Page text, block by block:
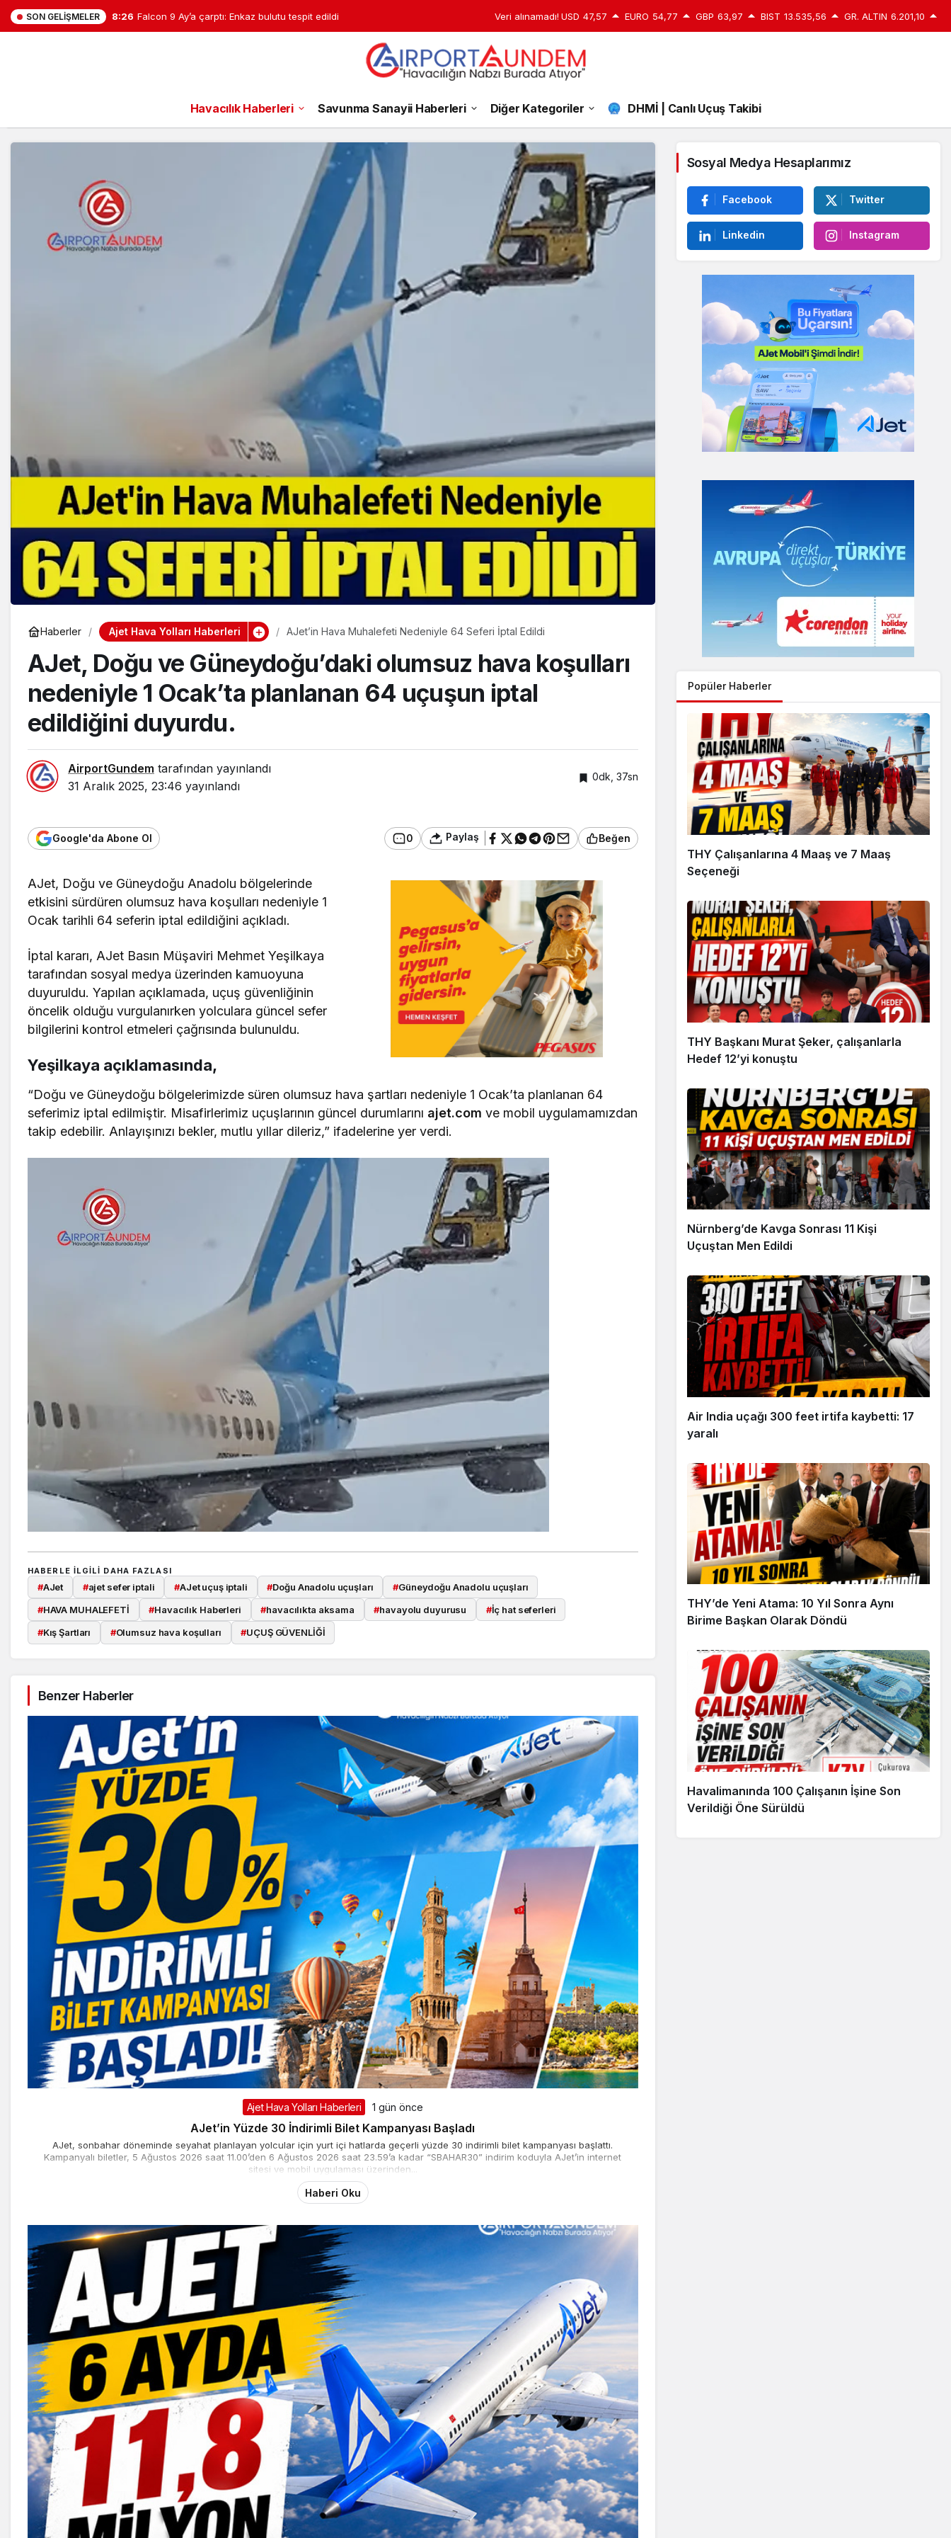
SON GELIŞMELER 16:42 İstanbul Sabiha Gökçen Havalimanı’nda Hayat Kurtaran Dokunuş Veri alınamadı! USD 47,57 EURO 54,77 GBP 63,97 BIST 13.535,56 GR. ALTIN 6.201,10
Havacılık Haberleri Savunma Sanayii Haberleri Diğer Kategoriler DHMİ | Canlı Uçuş Takibi
Haberler Ajet Hava Yolları Haberleri AJet’in Hava Muhalefeti Nedeniyle 64 Seferi İptal Edildi
AJet, Doğu ve Güneydoğu’daki olumsuz hava koşulları
nedeniyle 1 Ocak’ta planlanan 64 uçuşun iptal
edildiğini duyurdu.
AirportGundem tarafından yayınlandı
31 Aralık 2025, 23:46 yayınlandı
0dk, 37sn
Google'da Abone Ol 0 Paylaş Beğen
AJet, Doğu ve Güneydoğu Anadolu bölgelerinde
etkisini sürdüren olumsuz hava koşulları nedeniyle 1
Ocak tarihli 64 seferin iptal edildiğini açıkladı.
İptal kararı, AJet Basın Müşaviri Mehmet Yeşilkaya
tarafından sosyal medya üzerinden kamuoyuna
duyuruldu. Yapılan açıklamada, uçuş güvenliğinin
öncelik olduğu vurgulanırken yolculara güncel sefer
bilgilerini kontrol etmeleri çağrısında bulunuldu.
Yeşilkaya açıklamasında,
“Doğu ve Güneydoğu bölgelerimizde süren olumsuz hava şartları nedeniyle 1 Ocak’ta planlanan 64
seferimiz iptal edilmiştir. Misafirlerimiz uçuşlarının güncel durumlarını ajet.com ve mobil uygulamamızdan
takip edebilir. Anlayışınızı bekler, mutlu yıllar dileriz,” ifadelerine yer verdi.
HABERLE ILGILI DAHA FAZLASI
#AJet #ajet sefer iptali #AJet uçuş iptali #Doğu Anadolu uçuşları #Güneydoğu Anadolu uçuşları
#HAVA MUHALEFETİ #Havacılık Haberleri #havacılıkta aksama #havayolu duyurusu #İç hat seferleri
#Kış Şartları #Olumsuz hava koşulları #UÇUŞ GÜVENLİĞİ
Benzer Haberler
Ajet Hava Yolları Haberleri 1 gün önce
AJet’in Yüzde 30 İndirimli Bilet Kampanyası Başladı
AJet, sonbahar döneminde seyahat planlayan yolcular için yurt içi hatlarda geçerli yüzde 30 indirimli bilet kampanyası başlattı.
Kampanyalı biletler, 5 Ağustos 2026 saat 11.00’den 6 Ağustos 2026 saat 23.59’a kadar “SBAHAR30” indirim koduyla AJet’in internet
sitesi ve mobil uygulaması üzerinden...
Haberi Oku
Sosyal Medya Hesaplarımız
Facebook Twitter
Linkedin Instagram
Popüler Haberler
THY Çalışanlarına 4 Maaş ve 7 Maaş
Seçeneği
THY Başkanı Murat Şeker, çalışanlarla
Hedef 12’yi konuştu
Nürnberg’de Kavga Sonrası 11 Kişi
Uçuştan Men Edildi
Air India uçağı 300 feet irtifa kaybetti: 17
yaralı
THY’de Yeni Atama: 10 Yıl Sonra Aynı
Birime Başkan Olarak Döndü
Havalimanında 100 Çalışanın İşine Son
Verildiği Öne Sürüldü